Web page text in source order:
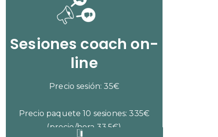
CONSULTAR PRECIOS
Sesiones coach on-
line
Precio sesión: 35€
Precio paquete 10 sesiones: 335€
(precio/hora 33,5€)